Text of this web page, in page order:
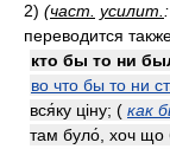
2) (част. усилит.
переводится
кто бы то ни
во что бы то ни
вся́ку ціну; ( как
там було́, хоч що